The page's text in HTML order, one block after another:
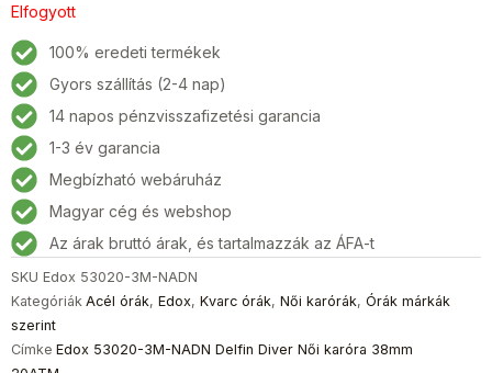
Elfogyott
100% eredeti termékek
Gyors szállítás (2-4 nap)
14 napos pénzvisszafizetési garancia
1-3 év garancia
Megbízható webáruház
Magyar cég és webshop
Az árak bruttó árak, és tartalmazzák az ÁFA-t
SKU Edox 53020-3M-NADN
Kategóriák Acél órák, Edox, Kvarc órák, Női karórák, Órák márkák
szerint
Címke Edox 53020-3M-NADN Delfin Diver Női karóra 38mm